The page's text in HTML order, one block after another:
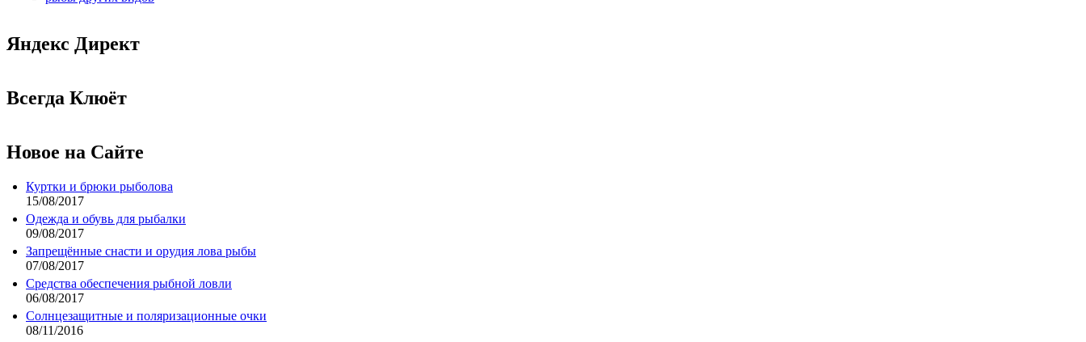
Яндекс Директ
Всегда Клюёт
Новое на Сайте
Куртки и брюки рыболова
15/08/2017
Одежда и обувь для рыбалки
09/08/2017
Запрещённые снасти и орудия лова рыбы
07/08/2017
Средства обеспечения рыбной ловли
06/08/2017
Солнцезащитные и поляризационные очки
08/11/2016